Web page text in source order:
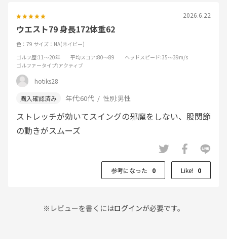
2026.6.22
ウエスト79 身長172体重62
色：79 サイズ：NA(ネイビー)
ゴルフ歴:11～20年 平均スコア:80～89 ヘッドスピード:35～39m/s
ゴルファータイプ:アクティブ
hotiks28
年代:60代 性別:男性
ストレッチが効いてスイングの邪魔をしない、股関節
の動きがスムーズ
参考になった 0 Like! 0
※レビューを書くにはログインが必要です。